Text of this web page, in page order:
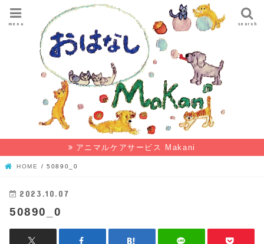
search
menu
アニマルケアサービス Makani
HOME 50890_0
2023.10.07
50890_0